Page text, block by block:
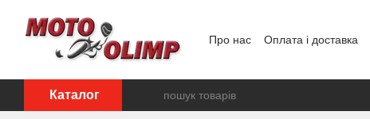
Про нас Оплата і доставка
Каталог